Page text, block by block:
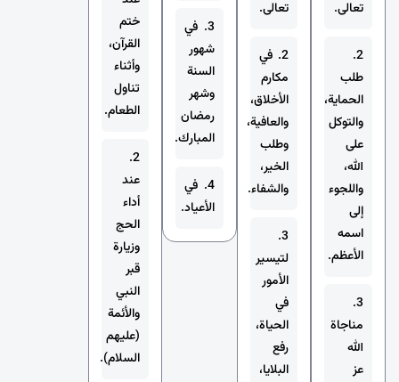
تعالى.
2.
طلب
الحماية،
والتوكل
على
الله،
واللجوء
إلى
اسمه
الأعظم.
3.
مناجاة
الله
عز
تعالى.
2. في
مكارم
الأخلاق،
والعافية،
وطلب
الخير،
والشفاء.
3.
لتيسير
الأمور
في
الحياة،
رفع
البلايا،
3. في
شهور
السنة
وشهر
رمضان
المبارك.
4. في
الأعياد.
ختم
القرآن،
وأثناء
تناول
الطعام.
2.
عند
أداء
الحج
وزيارة
قبر
النبي
والأئمة
(عليهم
السلام).